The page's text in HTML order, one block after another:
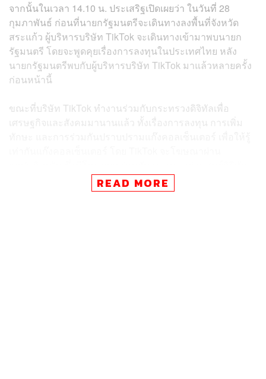
จากนั้นในเวลา 14.10 น. ประเสริฐเปิดเผยว่า ในวันที่ 28
กุมภาพันธ์ ก่อนที่นายกรัฐมนตรีจะเดินทางลงพื้นที่จังหวัด
สระแก้ว ผู้บริหารบริษัท TikTok จะเดินทางเข้ามาพบนายก
รัฐมนตรี โดยจะพูดคุยเรื่องการลงทุนในประเทศไทย หลัง
นายกรัฐมนตรีพบกับผู้บริหารบริษัท TikTok มาแล้วหลายครั้ง
ก่อนหน้านี้
ขณะที่บริษัท TikTok ทำงานร่วมกับกระทรวงดิจิทัลเพื่อ
เศรษฐกิจและสังคมมานานแล้ว ทั้งเรื่องการลงทุน การเพิ่ม
ชุมชน เพื่อฝึกทักษะให้กับประชาชน ที่ผ่านมาดำเนินการไป
แล้วประมาณ 2 แสนคน โดยจะเตือนประชาชนตลอดเพื่อให้รู้
READ MORE